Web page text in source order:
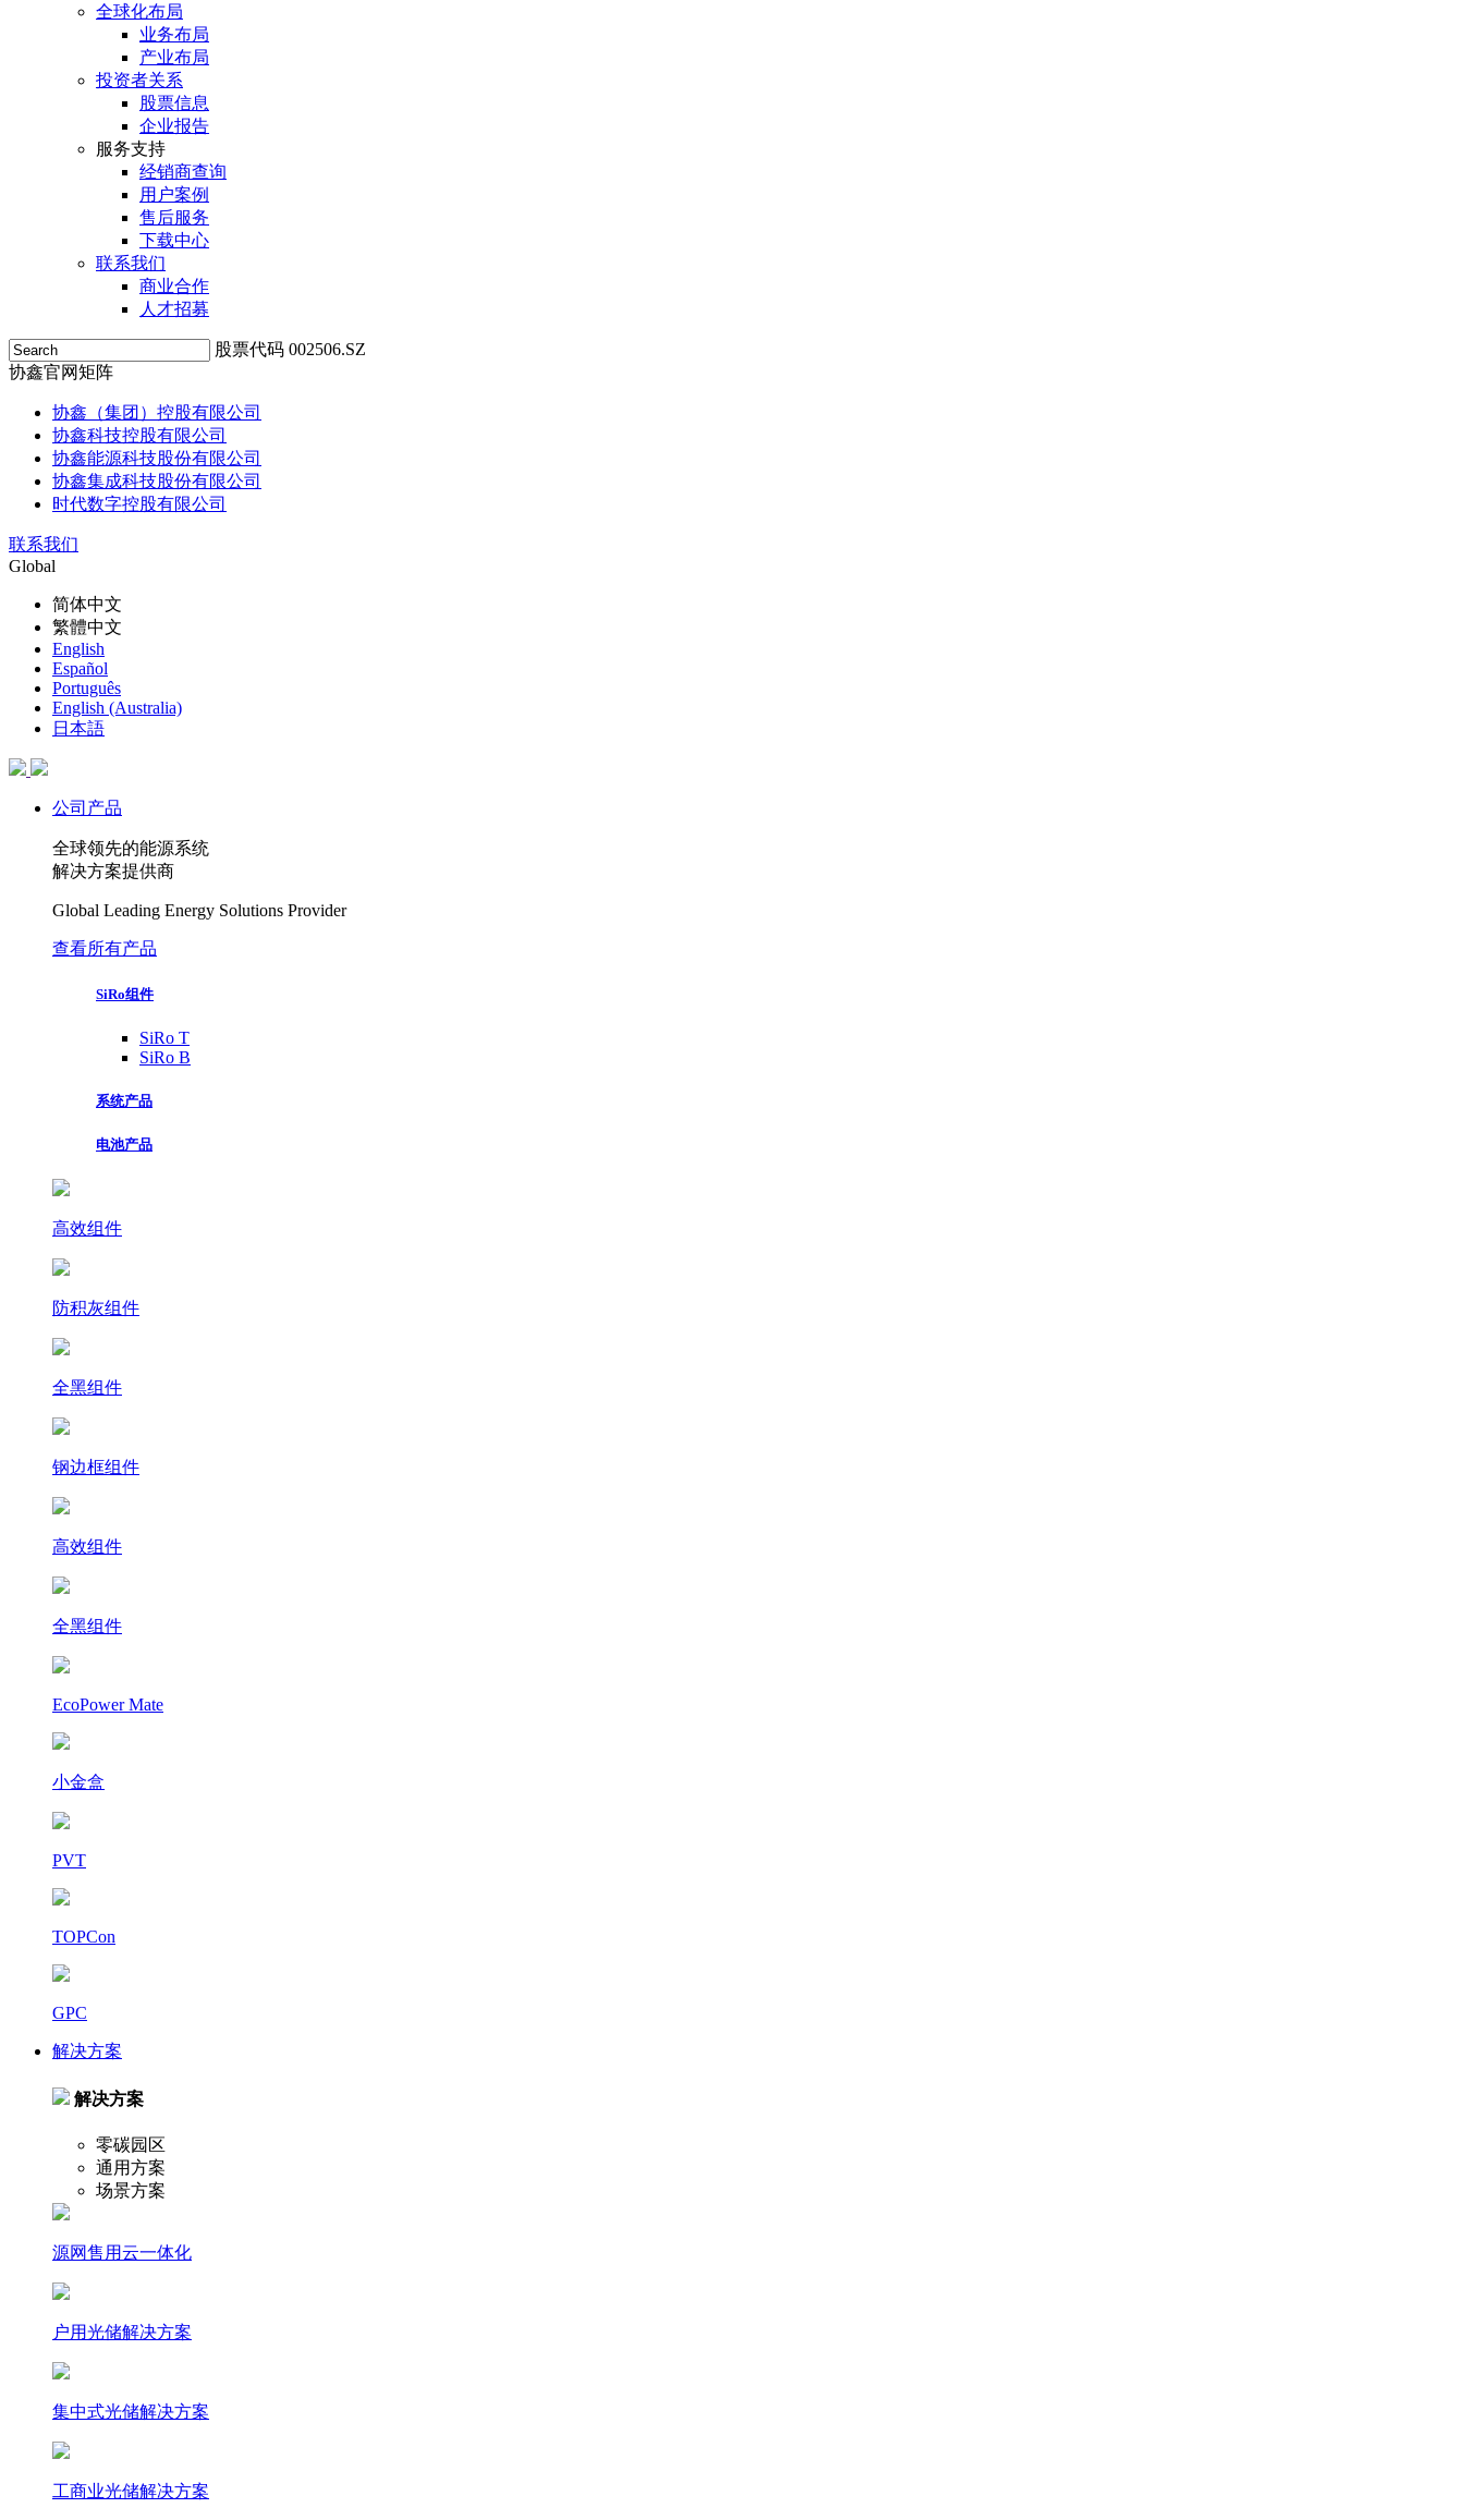
全球化布局
业务布局
产业布局
投资者关系
股票信息
企业报告
服务支持
经销商查询
用户案例
售后服务
下载中心
联系我们
商业合作
人才招募
股票代码 002506.SZ
协鑫官网矩阵
协鑫（集团）控股有限公司
协鑫科技控股有限公司
协鑫能源科技股份有限公司
协鑫集成科技股份有限公司
时代数字控股有限公司
联系我们
Global
简体中文
繁體中文
English
Español
Português
English (Australia)
日本語
公司产品
全球领先的能源系统
解决方案提供商
Global Leading Energy Solutions Provider
查看所有产品
SiRo组件
SiRo T
SiRo B
系统产品
电池产品
高效组件
防积灰组件
全黑组件
钢边框组件
高效组件
全黑组件
EcoPower Mate
小金盒
PVT
TOPCon
GPC
解决方案
解决方案
零碳园区
通用方案
场景方案
源网售用云一体化
户⽤光储解决⽅案
集中式光储解决⽅案
⼯商业光储解决⽅案